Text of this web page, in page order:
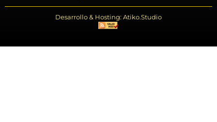
Desarrollo & Hosting: Atiko.Studio